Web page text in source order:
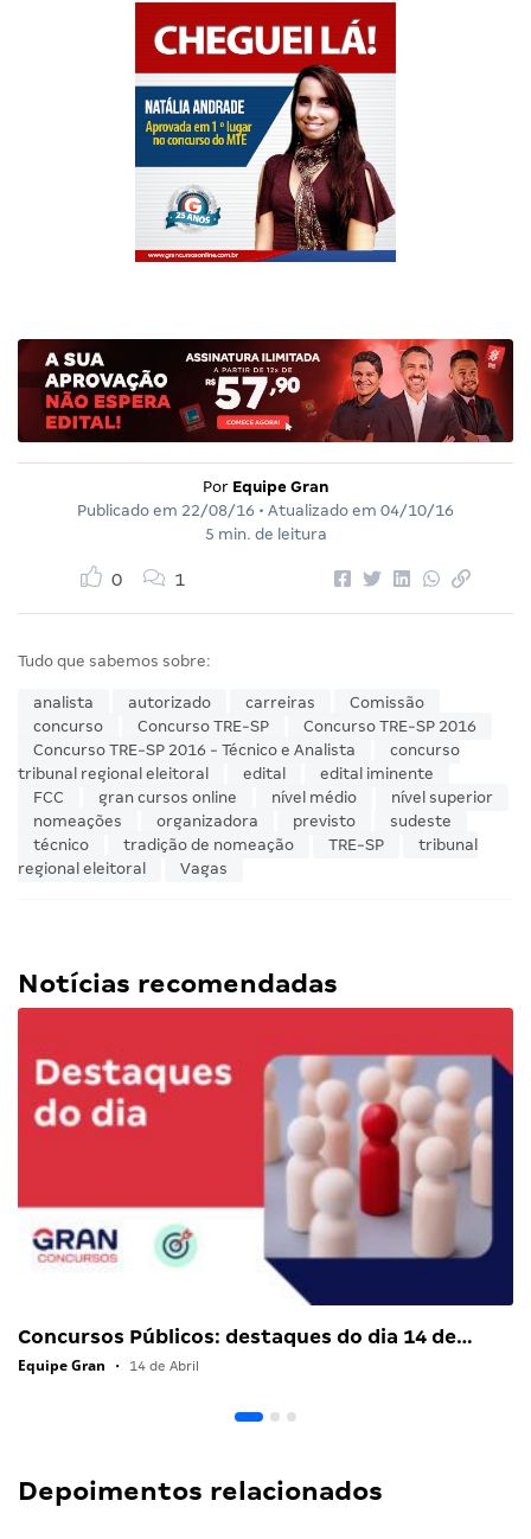
Por Equipe Gran
Publicado em 22/08/16 • Atualizado em 04/10/16
5 min. de leitura
0 1
Tudo que sabemos sobre:
analista autorizado carreiras
Comissão
concurso
Concurso TRE-SP
Concurso TRE-SP 2016
Concurso TRE-SP 2016 - Técnico e Analista
concurso
tribunal regional eleitoral
edital
edital iminente
FCC
gran cursos online nível médio
nível superior
nomeações
organizadora previsto
sudeste
técnico
tradição de nomeação TRE-SP
tribunal
regional eleitoral
Vagas
Notícias recomendadas
Concursos Públicos: destaques do dia 14 de…
Equipe Gran • 14 de Abril
Depoimentos relacionados